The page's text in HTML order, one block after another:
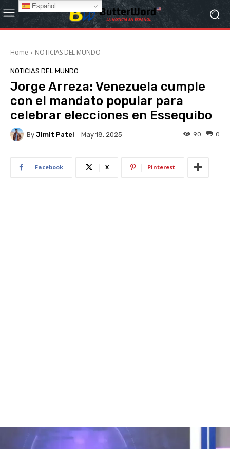
Home NOTICIAS DEL MUNDO
NOTICIAS DEL MUNDO
Jorge Arreza: Venezuela cumple
con el mandato popular para
celebrar elecciones en Essequibo
By Jimit Patel May 18, 2025 0
90
Facebook X Pinterest
Español